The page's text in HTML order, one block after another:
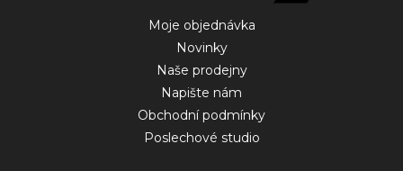
Moje objednávka
Novinky
Naše prodejny
Napište nám
Obchodní podmínky
Poslechové studio